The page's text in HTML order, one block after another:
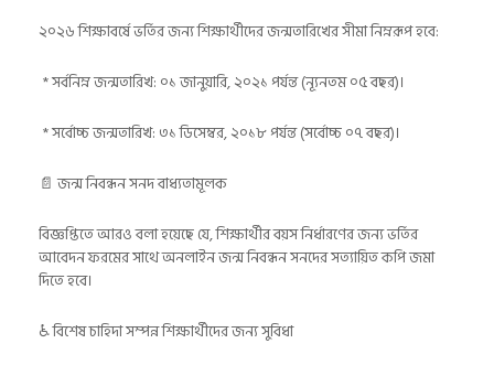
২০২৬ শিক্ষাবর্ষে ভর্তির জন্য শিক্ষার্থীদের জন্মতারিখের সীমা নিম্নরূপ হবে:
* সর্বনিম্ন জন্মতারিখ: ০১ জানুয়ারি, ২০২১ পর্যন্ত (ন্যূনতম ০৫ বছর)।
* সর্বোচ্চ জন্মতারিখ: ৩১ ডিসেম্বর, ২০১৮ পর্যন্ত (সর্বোচ্চ ০৭ বছর)।
📄 জন্ম নিবন্ধন সনদ বাধ্যতামূলক
বিজ্ঞপ্তিতে আরও বলা হয়েছে যে, শিক্ষার্থীর বয়স নির্ধারণের জন্য ভর্তির
আবেদন ফরমের সাথে অনলাইন জন্ম নিবন্ধন সনদের সত্যায়িত কপি জমা
দিতে হবে।
♿ বিশেষ চাহিদা সম্পন্ন শিক্ষার্থীদের জন্য সুবিধা